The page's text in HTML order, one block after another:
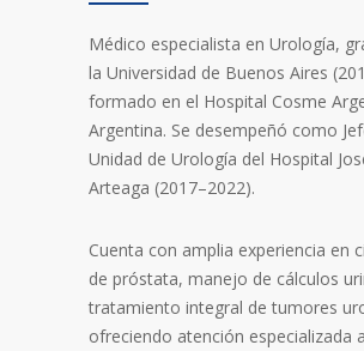
Médico especialista en Urología,
la Universidad de Buenos Aires
formado en el Hospital Cosme
Argentina. Se desempeñó como
Unidad de Urología del Hospital
Arteaga (2017–2022).
Cuenta con amplia experiencia en
de próstata, manejo de cálculos
tratamiento integral de tumores
ofreciendo atención especializada